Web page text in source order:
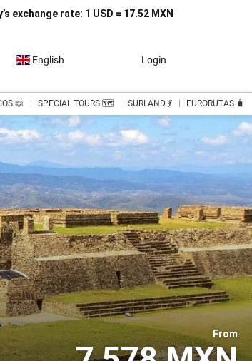
exchange rate: 1 USD = 17.52 MXN
English Login
📖 SPECIAL TOURS 🗺️ SURLAND 💃 EURORUTAS 🧳
From